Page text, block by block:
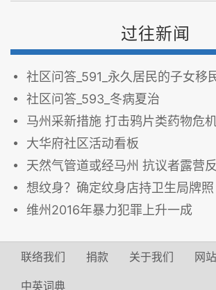
过往新闻
社区问答_591_永久居民的子女移
社区问答_593_冬病夏治
马州采新措施 打击鸦片类药物危
大华府社区活动看板
天然气管道或经马州 抗议者露营
想纹身？确定纹身店持卫生局牌照
维州2016年暴力犯罪上升一成
联络我们 捐款 关于我们 网
中英词典